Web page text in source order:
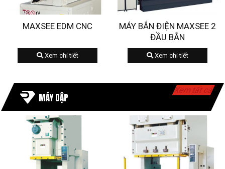
MAXSEE EDM CNC
Xem chi tiết
MÁY BẮN ĐIỆN MAXSEE 2
ĐẦU BẮN
Xem chi tiết
MÁY DẬP
Xem tất cả